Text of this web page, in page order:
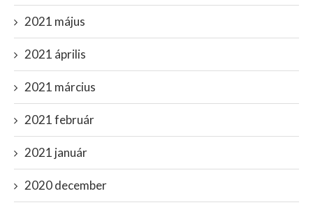
2021 május
2021 április
2021 március
2021 február
2021 január
2020 december